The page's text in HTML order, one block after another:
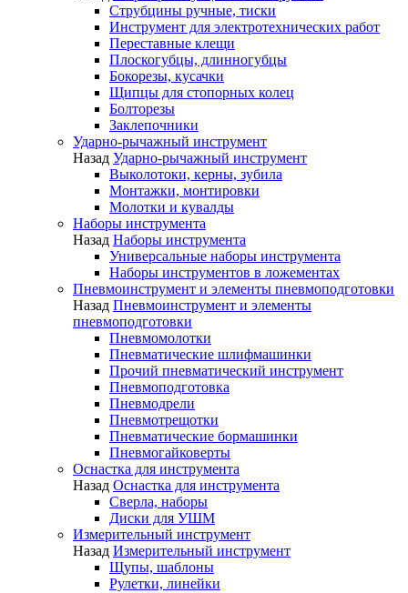
Струбцины ручные, тиски
Инструмент для электротехнических работ
Переставные клещи
Плоскогубцы, длинногубцы
Бокорезы, кусачки
Щипцы для стопорных колец
Болторезы
Заклепочники
Ударно-рычажный инструмент
Назад Ударно-рычажный инструмент
Выколотоки, керны, зубила
Монтажки, монтировки
Молотки и кувалды
Наборы инструмента
Назад Наборы инструмента
Универсальные наборы инструмента
Наборы инструментов в ложементах
Пневмоинструмент и элементы пневмоподготовки
Назад Пневмоинструмент и элементы
пневмоподготовки
Пневмомолотки
Пневматические шлифмашинки
Прочий пневматический инструмент
Пневмоподготовка
Пневмодрели
Пневмотрещотки
Пневматические бормашинки
Пневмогайковерты
Оснастка для инструмента
Назад Оснастка для инструмента
Сверла, наборы
Диски для УШМ
Измерительный инструмент
Назад Измерительный инструмент
Щупы, шаблоны
Рулетки, линейки